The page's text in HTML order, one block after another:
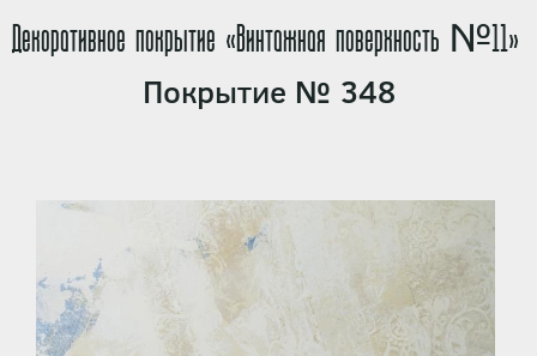
Декоративное покрытие «Винтажная поверхность №11»
Покрытие № 348